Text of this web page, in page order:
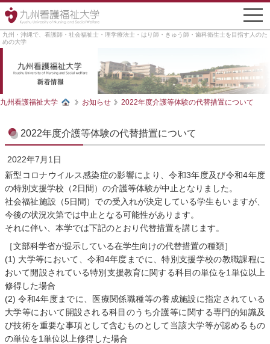
九州・沖縄で、看護師・社会福祉士・理学療法士・はり師・きゅう師・歯科衛生士を目指す人のた
めの大学
九州看護福祉大学 お知らせ 2022年度介護等体験の代替措置について
2022年度介護等体験の代替措置について
2022年7月1日
新型コロナウイルス感染症の影響により、令和3年度及び令和4年度
の特別支援学校（2日間）の介護等体験が中止となりました。
社会福祉施設（5日間）での受入れが決定している学生もいますが、
今後の状況次第では中止となる可能性があります。
それに伴い、本学では下記のとおり代替措置を講じます。
［文部科学省が提示している在学生向けの代替措置の種類］
(1) 大学等において、令和4年度までに、特別支援学校の教職課程に
おいて開設されている特別支援教育に関する科目の単位を1単位以上
修得した場合
(2) 令和4年度までに、医療関係職種等の養成施設に指定されている
大学等において開設される科目のうち介護等に関する専門的知識及
び技術を重要な事項として含むものとして当該大学等が認めるもの
の単位を1単位以上修得した場合